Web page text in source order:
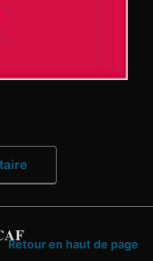
Retour en haut de page